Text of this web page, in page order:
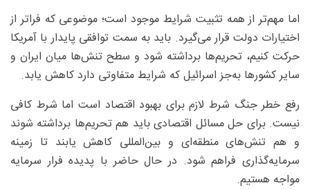
اما مهم‌تر از همه تثبیت شرایط موجود است؛ موضوعی که فراتر از
اختیارات دولت قرار می‌گیرد. باید به سمت توافقی پایدار با آمریکا
حرکت کنیم، تحریم‌ها برداشته شود و سطح تنش‌ها میان ایران و
سایر کشورها به‌جز اسرائیل که شرایط متفاوتی دارد کاهش یابد.
رفع خطر جنگ شرط لازم برای بهبود اقتصاد است اما شرط کافی
نیست. برای حل مسائل اقتصادی باید هم تحریم‌ها برداشته شوند
و هم تنش‌های منطقه‌ای و بین‌المللی کاهش یابند تا زمینه
سرمایه‌گذاری فراهم شود. در حال حاضر با پدیده فرار سرمایه
مواجه هستیم.